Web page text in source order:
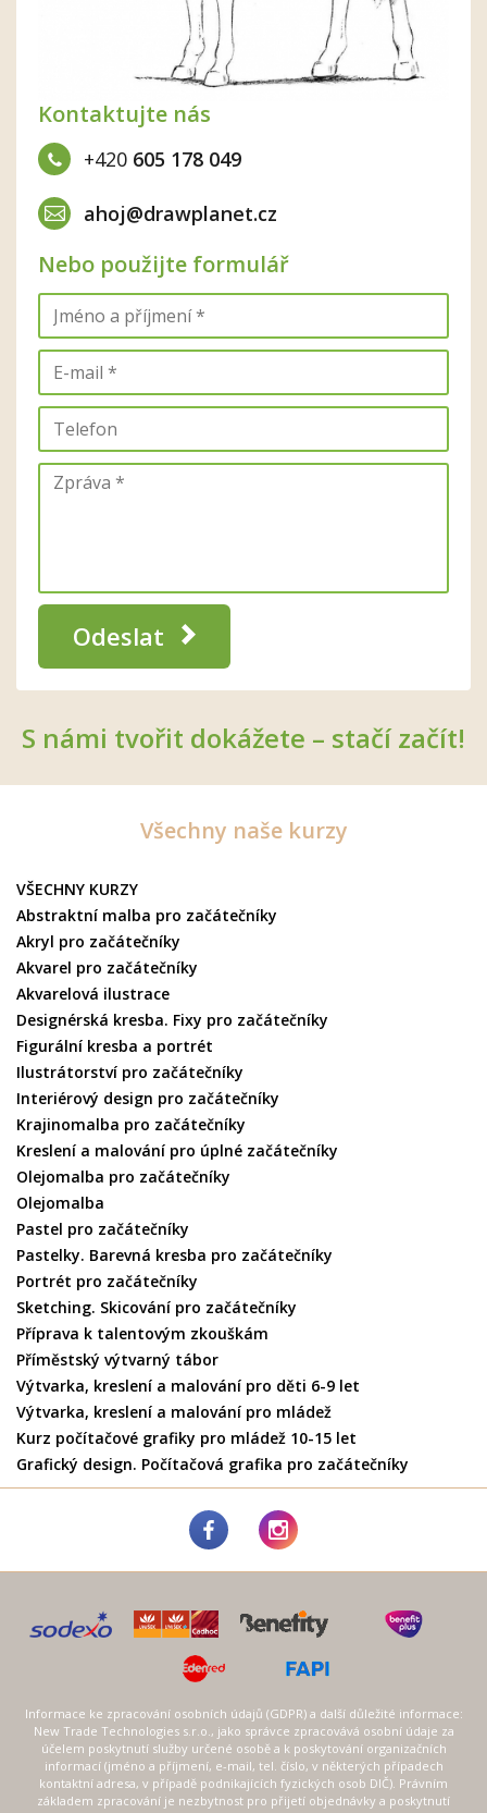
Kontaktujte nás
+420 605 178 049
ahoj@drawplanet.cz
Nebo použijte formulář
Odeslat
S námi tvořit dokážete – stačí začít!
Všechny naše kurzy
VŠECHNY KURZY
Abstraktní malba pro začátečníky
Akryl pro začátečníky
Akvarel pro začátečníky
Akvarelová ilustrace
Designérská kresba. Fixy pro začátečníky
Figurální kresba a portrét
Ilustrátorství pro začátečníky
Interiérový design pro začátečníky
Krajinomalba pro začátečníky
Kreslení a malování pro úplné začátečníky
Olejomalba pro začátečníky
Olejomalba
Pastel pro začátečníky
Pastelky. Barevná kresba pro začátečníky
Portrét pro začátečníky
Sketching. Skicování pro začátečníky
Příprava k talentovým zkouškám
Příměstský výtvarný tábor
Výtvarka, kreslení a malování pro děti 6-9 let
Výtvarka, kreslení a malování pro mládež
Kurz počítačové grafiky pro mládež 10-15 let
Grafický design. Počítačová grafika pro začátečníky
Informace ke zpracování osobních údajů (GDPR) a další důležité informace:
New Trade Technologies s.r.o., jako správce zpracovává osobní údaje za
účelem poskytnutí služby určené osobě a k poskytování organizačních
informací (jméno a příjmení, e-mail, tel. číslo, v některých případech
kontaktní adresa, v případě podnikajících fyzických osob DIČ). Právním
základem zpracování je nezbytnost pro přijetí objednávky a poskytnutí